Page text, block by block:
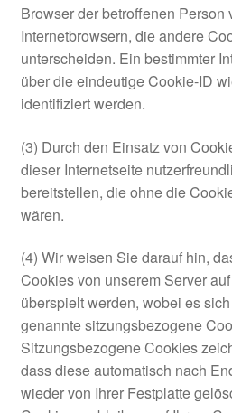
Browser der betroffenen Person
Internetbrowsern, die andere
unterscheiden. Ein bestimmter
über die eindeutige Cookie-ID
identifiziert werden.
(3) Durch den Einsatz von
dieser Internetseite
bereitstellen, die ohne die
wären.
(4) Wir weisen Sie darauf hin,
Cookies von unserem Server
überspielt werden, wobei es
genannte sitzungsbezogene
Sitzungsbezogene Cookies
dass diese automatisch nach
wieder von Ihrer Festplatte